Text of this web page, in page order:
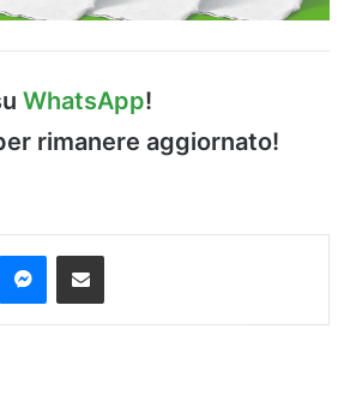
WhatsApp!
rimanere aggiornato!
Messenger
Condividi via Email